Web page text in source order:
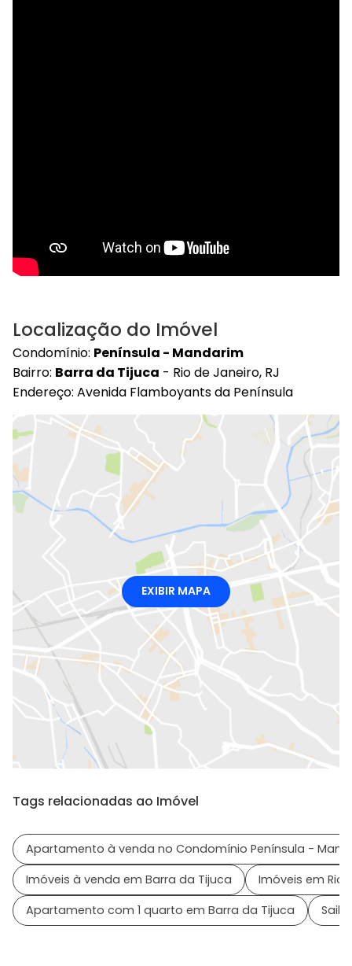
Localização do Imóvel
Condomínio: Península - Mandarim
Bairro: Barra da Tijuca - Rio de Janeiro, RJ
Endereço: Avenida Flamboyants da Península
EXIBIR MAPA
Tags relacionadas ao Imóvel
Apartamento à venda no Condomínio Península -
Imóveis à venda em Barra da Tijuca
Imóveis em Rio
Apartamento com 1 quarto em Barra da Tijuca